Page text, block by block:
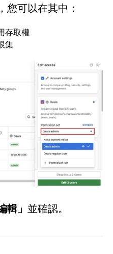
，您可以在其中：
存取權
集
輯」 並確認。